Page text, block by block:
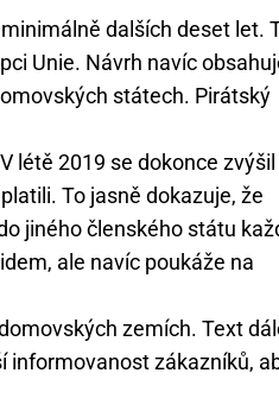
dalších deset let.
Unie. Návrh navíc
státech. Pirátský
létě 2019 se dokonce zvýšil
To jasně dokazuje, že
jiného členského státu
ale navíc poukáže na
zemích. Text
informovanost zákazníků,